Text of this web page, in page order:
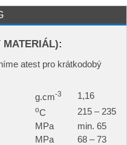
MATERIÁL):
atest pro krátkodobý
g.cm-3
1,16
oC
215 – 235
MPa
min. 65
MPa
68 – 73